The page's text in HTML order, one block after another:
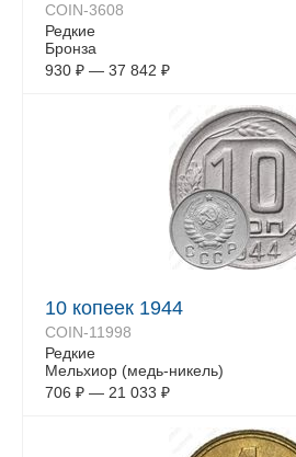
COIN-3608
Редкие
Бронза
930 ₽ — 37 842 ₽
10 копеек 1944
COIN-11998
Редкие
Мельхиор (медь-никель)
706 ₽ — 21 033 ₽